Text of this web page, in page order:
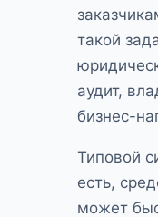
такой
аудит,
бизнес-
Типовой
есть,
может